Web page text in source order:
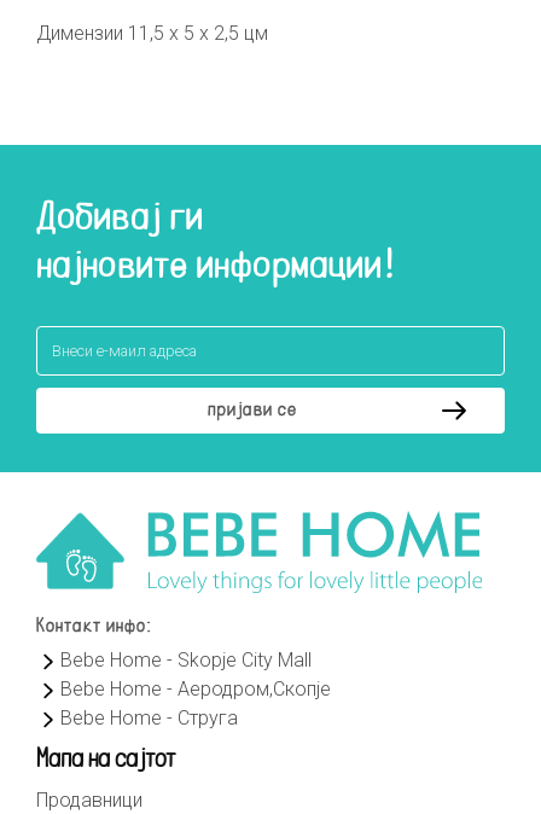
Димензии 11,5 х 5 х 2,5 цм
Добивај ги
најновите информации!
Контакт инфо:
Bebe Home - Skopje City Mall
Bebe Home - Аеродром,Скопје
Bebe Home - Струга
Мапа на сајтот
Продавници